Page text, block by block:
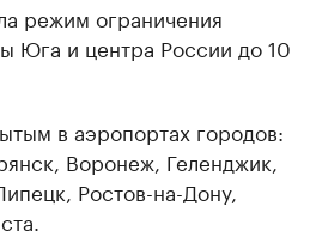
режим ограничения
Юга и центра России до 10
в аэропортах городов:
Воронеж, Геленджик,
Ростов-на-Дону,